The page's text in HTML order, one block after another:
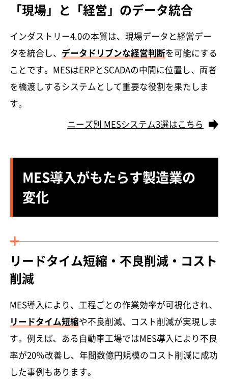
「現場」と「経営」のデータ統合
インダストリー4.0の本質は、現場データと経営デー
タを統合し、 データドリブンな経営判断を可能にする
ことです。MESはERPとSCADAの中間に位置し、両者
を橋渡しするシステムとして重要な役割を果たしま
す。
ニーズ別 MESシステム3選はこちら
MES導入がもたらす製造業の
変化
リードタイム短縮・不良削減・コスト
削減
MES導入により、工程ごとの作業効率が可視化され、
リードタイム短縮や不良削減、コスト削減が実現しま
す。例えば、ある自動車工場ではMES導入により不良
率が20％改善し、年間数億円規模のコスト削減に成功
した事例もあります。